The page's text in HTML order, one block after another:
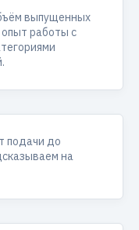
выпущенных
работы с
подачи до
на